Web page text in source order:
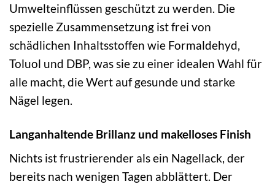
Umwelteinflüssen geschützt zu werden. Die
spezielle Zusammensetzung ist frei von
schädlichen Inhaltsstoffen wie Formaldehyd,
Toluol und DBP, was sie zu einer idealen Wahl für
alle macht, die Wert auf gesunde und starke
Nägel legen.
Langanhaltende Brillanz und makelloses Finish
Nichts ist frustrierender als ein Nagellack, der
bereits nach wenigen Tagen abblättert. Der